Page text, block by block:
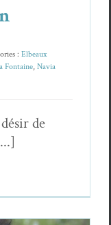
: Elbeaux
Fontaine, Navia
de